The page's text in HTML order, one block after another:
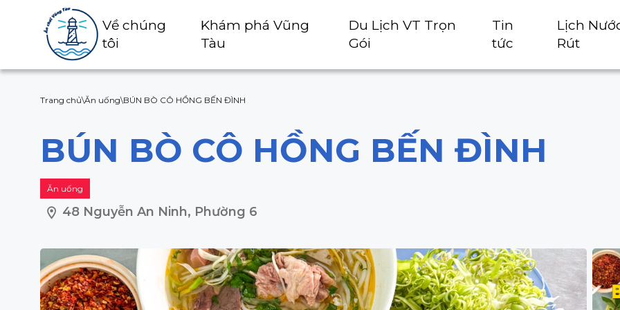
Về chúng
tôi
Khám phá Vũng
Tàu
Du Lịch VT Trọn
Gói
Tin
tức
Lịch
Rút
Trang chủ\Ăn uống\BÚN BÒ CÔ HỒNG BẾN ĐÌNH
BÚN BÒ CÔ HỒNG BẾN ĐÌNH
Ăn uống
48 Nguyễn An Ninh, Phường 6